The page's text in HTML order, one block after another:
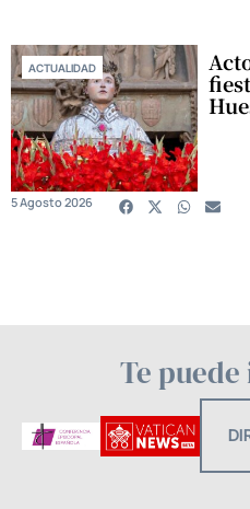
ACTUALIDAD
5 Agosto 2026
Te